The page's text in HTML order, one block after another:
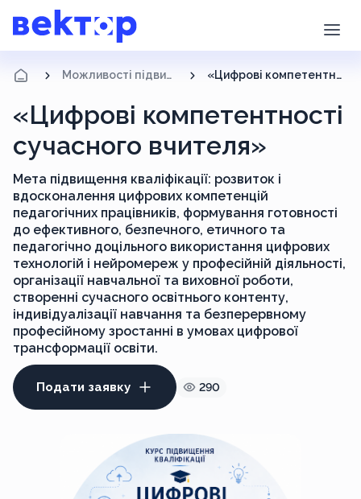
Можливості підвищення кваліфікації «Цифрові компетентності сучасного вчителя»
«Цифрові компетентності
сучасного вчителя»
Мета підвищення кваліфікації: розвиток і
вдосконалення цифрових компетенцій
педагогічних працівників, формування готовності
до ефективного, безпечного, етичного та
педагогічно доцільного використання цифрових
технологій і нейромереж у професійній діяльності,
організації навчальної та виховної роботи,
створенні сучасного освітнього контенту,
індивідуалізації навчання та безперервному
професійному зростанні в умовах цифрової
трансформації освіти.
Подати заявку 290